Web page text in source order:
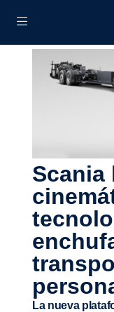
Scania lanza la cadena
La nueva plataforma de cadena cinemática para